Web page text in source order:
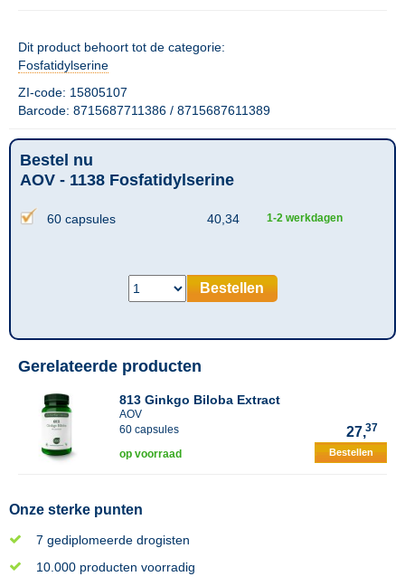
Dit product behoort tot de categorie:
Fosfatidylserine
ZI-code: 15805107
Barcode: 8715687711386 / 8715687611389
Bestel nu
AOV - 1138 Fosfatidylserine
60 capsules 40,34 1-2 werkdagen
Bestellen
Gerelateerde producten
813 Ginkgo Biloba Extract
AOV
60 capsules
27,37
op voorraad Bestellen
Onze sterke punten
7 gediplomeerde drogisten
10.000 producten voorradig